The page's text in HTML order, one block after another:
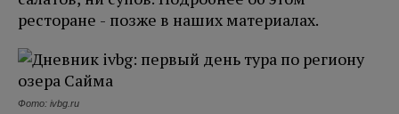
ресторане - позже в наших материалах.
Фото: ivbg.ru